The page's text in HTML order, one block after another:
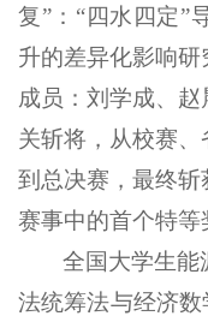
复”：“四水四定”
升的差异化影响
成员：刘学成、
关斩将，从校赛
到总决赛，最终
赛事中的首个特等
全国大学生能
法统筹法与经济数